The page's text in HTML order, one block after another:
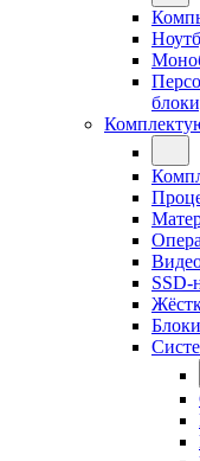
SSD-